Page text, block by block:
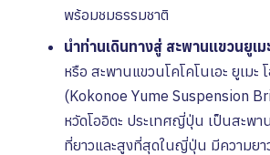
พร้อมชมธรรมชาติ
นำท่านเดินทางสู่ สะพานแขวนยูเม
หรือ สะพานแขวนโคโคโนเอะ ยูเมะ
(Kokonoe Yume Suspension
หวัดโออิตะ ประเทศญี่ปุ่น เป็นสะพ
ที่ยาวและสูงที่สุดในญี่ปุ่น มีความยา